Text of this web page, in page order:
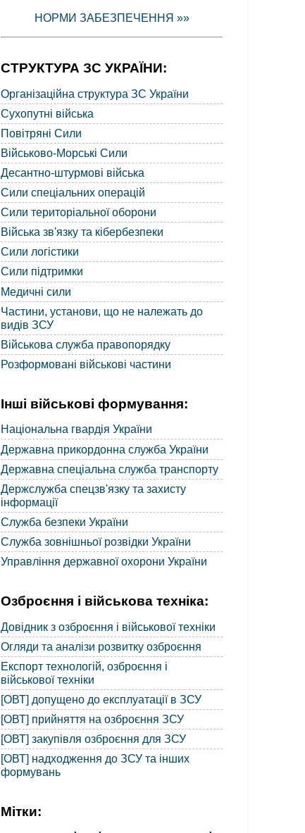
НОРМИ ЗАБЕЗПЕЧЕННЯ »»
СТРУКТУРА ЗС УКРАЇНИ:
Організаційна структура ЗС України
Сухопутні війська
Повітряні Сили
Військово-Морські Сили
Десантно-штурмові війська
Сили спеціальних операцій
Сили територіальної оборони
Війська зв'язку та кібербезпеки
Сили логістики
Сили підтримки
Медичні сили
Частини, установи, що не належать до
видів ЗСУ
Військова служба правопорядку
Розформовані військові частини
Інші військові формування:
Національна гвардія України
Державна прикордонна служба України
Державна спеціальна служба транспорту
Держслужба спецзв'язку та захисту
інформації
Служба безпеки України
Служба зовнішньої розвідки України
Управління державної охорони України
Озброєння і військова техніка:
Довідник з озброєння і військової техніки
Огляди та аналізи розвитку озброєння
Експорт технологій, озброєння і
військової техніки
[ОВТ] допущено до експлуатації в ЗСУ
[ОВТ] прийняття на озброєння ЗСУ
[ОВТ] закупівля озброєння для ЗСУ
[ОВТ] надходження до ЗСУ та інших
формувань
Мітки: